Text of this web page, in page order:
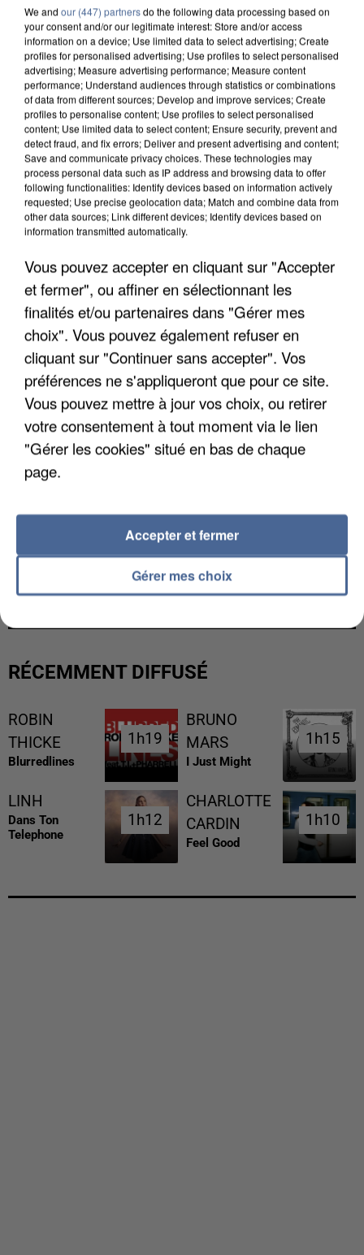
INTERPELLÉ EN ALGÉRIE
UNE TOURISTE DE L’OISE EMPORTÉE PAR UNE
COULÉE DE BOUE EN HAUTE-SAVOIE
RÉCEMMENT DIFFUSÉ
ROBIN
THICKE
Blurredlines
1h19
1h19
BRUNO
MARS
I Just Might
1h15
1h15
LINH
Dans Ton
Telephone
1h12
1h12
CHARLOTTE
CARDIN
Feel Good
1h10
1h10
We and our (447) partnersdo the following data processing based on
your consent and/or our legitimate interest: Store and/or access
information on a device; Use limited data to select advertising; Create
profiles for personalised advertising; Use profiles to select personalised
advertising; Measure advertising performance; Measure content
performance; Understand audiences through statistics or combinations
of data from different sources; Develop and improve services; Create
profiles to personalise content; Use profiles to select personalised
content; Use limited data to select content; Ensure security, prevent and
detect fraud, and fix errors; Deliver and present advertising and content;
Save and communicate privacy choices. These technologies may
process personal data such as IP address and browsing data to offer
following functionalities: Identify devices based on information actively
requested; Use precise geolocation data; Match and combine data from
other data sources; Link different devices; Identify devices based on
information transmitted automatically.
Vous pouvez accepter en cliquant sur "Accepter
et fermer", ou affiner en sélectionnant les
finalités et/ou partenaires dans "Gérer mes
choix". Vous pouvez également refuser en
cliquant sur "Continuer sans accepter". Vos
préférences ne s'appliqueront que pour ce site.
Vous pouvez mettre à jour vos choix, ou retirer
votre consentement à tout moment via le lien
"Gérer les cookies" situé en bas de chaque
page.
Gérer mes choix
Accepter et fermer